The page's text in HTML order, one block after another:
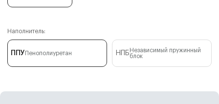
Наполнитель:
ППУ Пенополиуретан НПБ Независимый пружинный
блок